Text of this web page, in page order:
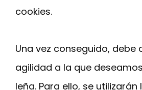
cookies.
Una vez conseguido, debe
agilidad a la que
leña. Para ello, se